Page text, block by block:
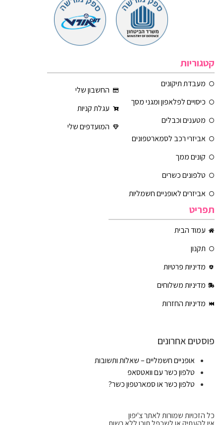
קטגוריות
מעבדת תיקונים
כיסויים לפלאפון ומגני מסך
מטענים וכבלים
אביזרי רכב לסמארטפונים
קונים ממך
טלפונים כשרים
אביזרים לאופניים חשמליות
החשבון שלי
עגלת קניות
המועדפים שלי
תפריט
עמוד הבית
תקנון
מדיניות פרטיות
מדיניות משלוחים
מדיניות החזרות
פוסטים אחרונים
אופניים חשמליים – שאלות ותשובות
טלפון כשר עם וואטסאפ
טלפון כשר או סמארטפון כשר?
כל הזכויות שמורות לאתר צ'יפון